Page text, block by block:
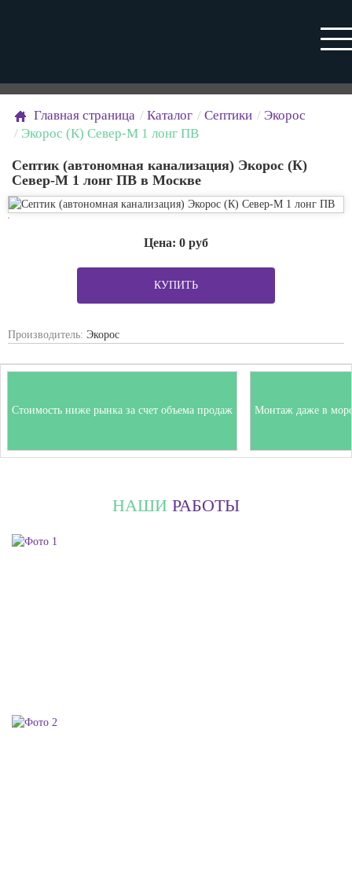
Главная страница Каталог Септики
Экорос
Экорос (К) Север-М 1 лонг ПВ
Септик (автономная канализация) Экорос (К)
Север-М 1 лонг ПВ в Москве
Цена: 0 руб
КУПИТЬ
Производитель: Экорос
Стоимость ниже рынка за счет объема продаж Монтаж даже в
НАШИ РАБОТЫ